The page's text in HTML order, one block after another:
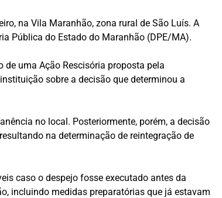
na Vila Maranhão, zona rural de São Luís. A
Pública do Estado do Maranhão (DPE/MA).
uma Ação Rescisória proposta pela
sobre a decisão que determinou a
no local. Posteriormente, porém, a decisão
na determinação de reintegração de
caso o despejo fosse executado antes da
incluindo medidas preparatórias que já estavam